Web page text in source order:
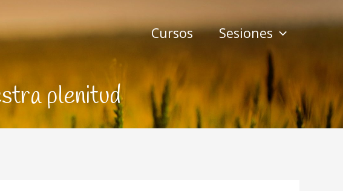
Cursos Sesiones
plenitud